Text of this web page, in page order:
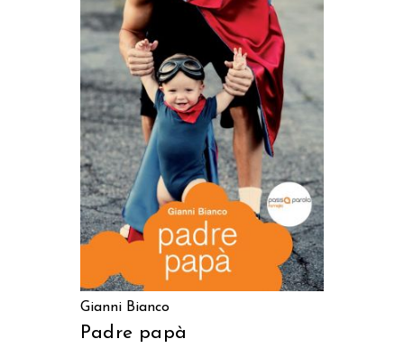
LEGGI TUTTO
Gianni Bianco
Padre papà